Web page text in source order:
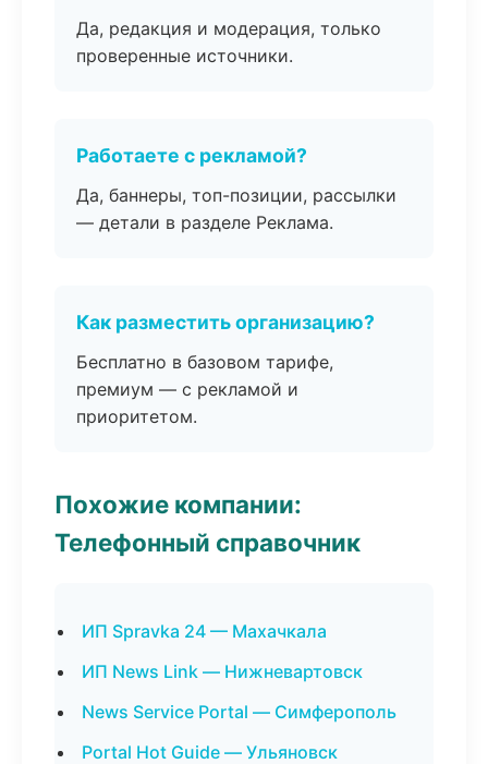
Да, редакция и модерация, только
проверенные источники.
Работаете с рекламой?
Да, баннеры, топ-позиции, рассылки
— детали в разделе Реклама.
Как разместить организацию?
Бесплатно в базовом тарифе,
премиум — с рекламой и
приоритетом.
Похожие компании:
Телефонный справочник
ИП Spravka 24 — Махачкала
ИП News Link — Нижневартовск
News Service Portal — Симферополь
Portal Hot Guide — Ульяновск